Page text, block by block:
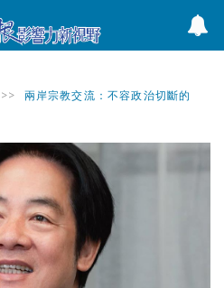
>>
兩岸宗教交流：不容政治切斷的